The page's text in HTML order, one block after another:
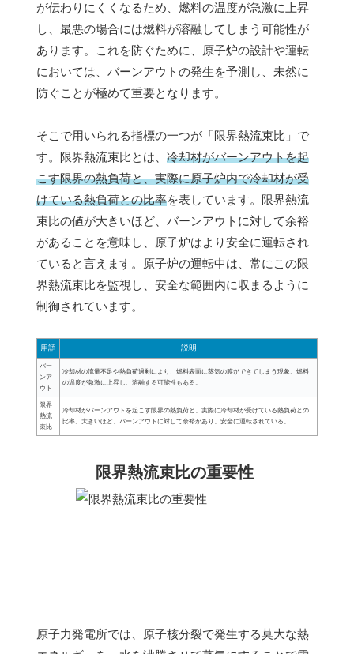
が伝わりにくくなるため、燃料の温度が急激に上昇
し、最悪の場合には燃料が溶融してしまう可能性が
あります。これを防ぐために、原子炉の設計や運転
においては、バーンアウトの発生を予測し、未然に
防ぐことが極めて重要となります。
そこで用いられる指標の一つが「限界熱流束比」で
す。限界熱流束比とは、 冷却材がバーンアウトを起
こす限界の熱負荷と、実際に原子炉内で冷却材が受
けている熱負荷との比率を表しています。限界熱流
束比の値が大きいほど、バーンアウトに対して余裕
があることを意味し、原子炉はより安全に運転され
ていると言えます。原子炉の運転中は、常にこの限
界熱流束比を監視し、安全な範囲内に収まるように
制御されています。
用語 説明
バー
ンア
ウト
冷却材の流量不足や熱負荷過剰により、燃料表面に蒸気の膜ができてしまう現象。燃料
の温度が急激に上昇し、溶融する可能性もある。
限界
熱流
束比
冷却材がバーンアウトを起こす限界の熱負荷と、実際に冷却材が受けている熱負荷との
比率。大きいほど、バーンアウトに対して余裕があり、安全に運転されている。
限界熱流束比の重要性
原子力発電所では、原子核分裂で発生する莫大な熱